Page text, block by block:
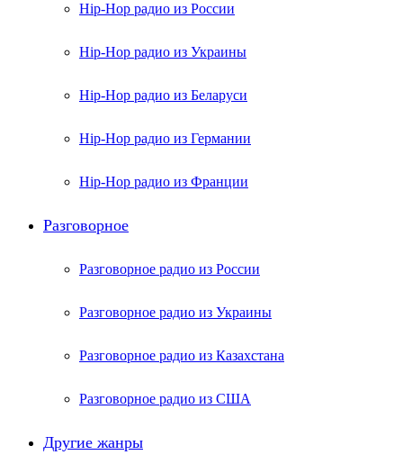
Hip-Hop радио из России
Hip-Hop радио из Украины
Hip-Hop радио из Беларуси
Hip-Hop радио из Германии
Hip-Hop радио из Франции
Разговорное
Разговорное радио из России
Разговорное радио из Украины
Разговорное радио из Казахстана
Разговорное радио из США
Другие жанры